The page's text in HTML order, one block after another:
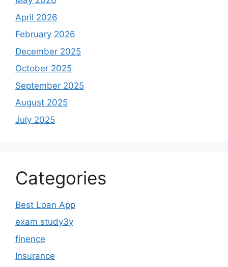
April 2026
February 2026
December 2025
October 2025
September 2025
August 2025
July 2025
Categories
Best Loan App
exam study3y
finence
Insurance